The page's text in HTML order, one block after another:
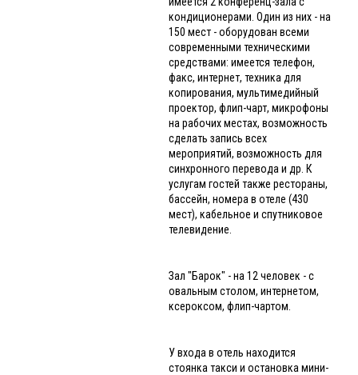
кондиционерами. Один из них - на
150 мест - оборудован всеми
современными техническими
средствами: имеется телефон,
факс, интернет, техника для
копирования, мультимедийный
проектор, флип-чарт, микрофоны
на рабочих местах, возможность
сделать запись всех
мероприятий, возможность для
синхронного перевода и др. К
услугам гостей также рестораны,
бассейн, номера в отеле (430
мест), кабельное и спутниковое
телевидение.
Зал "Барок" - на 12 человек - с
овальным столом, интернетом,
ксероксом, флип-чартом.
У входа в отель находится
стоянка такси и остановка мини-